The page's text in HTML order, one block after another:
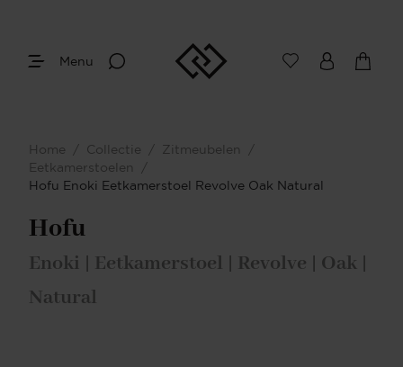
Menu
Home / Collectie / Zitmeubelen
/
Eetkamerstoelen
/
Hofu Enoki Eetkamerstoel Revolve Oak Natural
Hofu
Enoki | Eetkamerstoel | Revolve | Oak |
Natural